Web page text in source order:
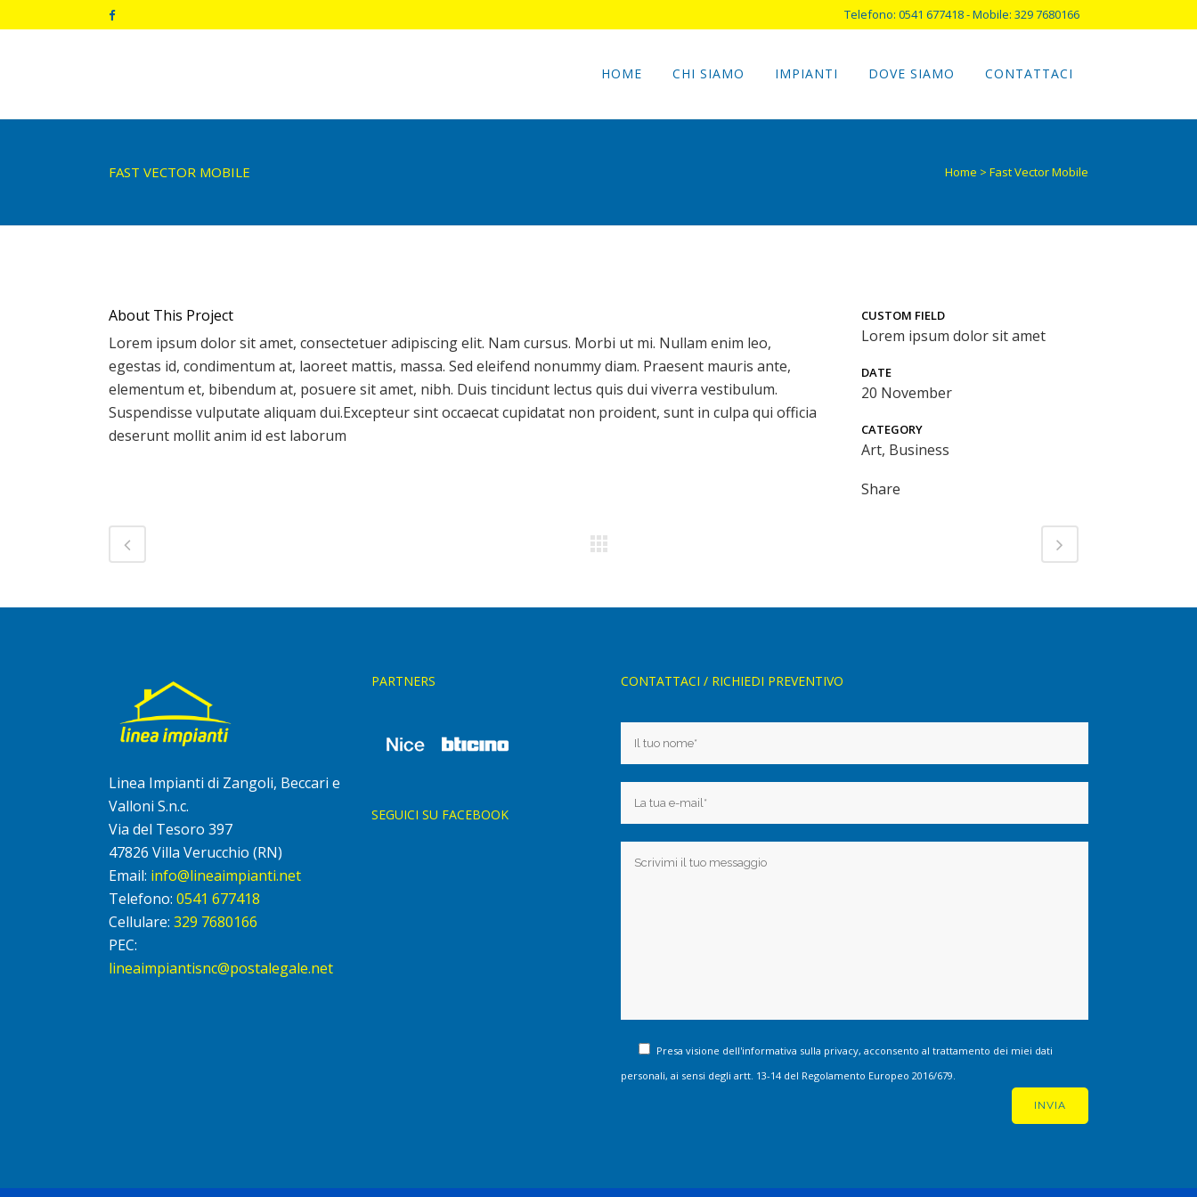
Telefono: 0541 677418 - Mobile: 329 7680166
HOME CHI SIAMO IMPIANTI DOVE SIAMO CONTATTACI
FAST VECTOR MOBILE Home > Fast Vector Mobile
About This Project
Lorem ipsum dolor sit amet, consectetuer adipiscing elit. Nam cursus. Morbi ut mi. Nullam enim leo,
egestas id, condimentum at, laoreet mattis, massa. Sed eleifend nonummy diam. Praesent mauris ante,
elementum et, bibendum at, posuere sit amet, nibh. Duis tincidunt lectus quis dui viverra vestibulum.
Suspendisse vulputate aliquam dui.Excepteur sint occaecat cupidatat non proident, sunt in culpa qui officia
deserunt mollit anim id est laborum
CUSTOM FIELD
Lorem ipsum dolor sit amet
DATE
20 November
CATEGORY
Art, Business
Share
Linea Impianti di Zangoli, Beccari e
Valloni S.n.c.
Via del Tesoro 397
47826 Villa Verucchio (RN)
Email: info@lineaimpianti.net
Telefono: 0541 677418
Cellulare: 329 7680166
PEC:
lineaimpiantisnc@postalegale.net
PARTNERS
SEGUICI SU FACEBOOK
CONTATTACI / RICHIEDI PREVENTIVO
Presa visione dell'informativa sulla privacy, acconsento al trattamento dei miei dati
personali, ai sensi degli artt. 13-14 del Regolamento Europeo 2016/679.